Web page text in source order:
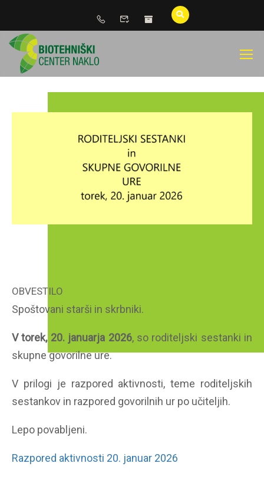
OBVESTILO
Spoštovani starši in skrbniki.
V torek, 20. januarja 2026, so roditeljski sestanki in
skupne govorilne ure.
V prilogi je razpored aktivnosti, teme roditeljskih
sestankov in razpored govorilnih ur po učiteljih.
Lepo povabljeni.
Razpored aktivnosti 20. januar 2026